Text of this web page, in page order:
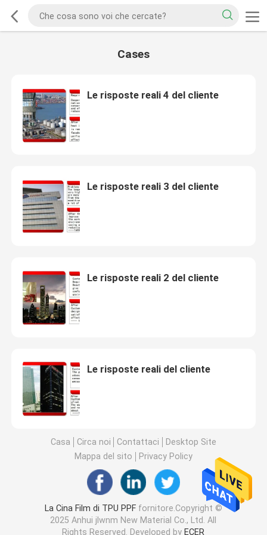
Cases
Le risposte reali 4 del cliente
Le risposte reali 3 del cliente
Le risposte reali 2 del cliente
Le risposte reali del cliente
Casa Circa noi Contattaci
Desktop Site
Mappa del sito
Privacy Policy
La Cina Film di TPU PPFfornitore.Copyright ©
2025 Anhui jlwnm New Material Co., Ltd. All
Rights Reserved. Developed by ECER